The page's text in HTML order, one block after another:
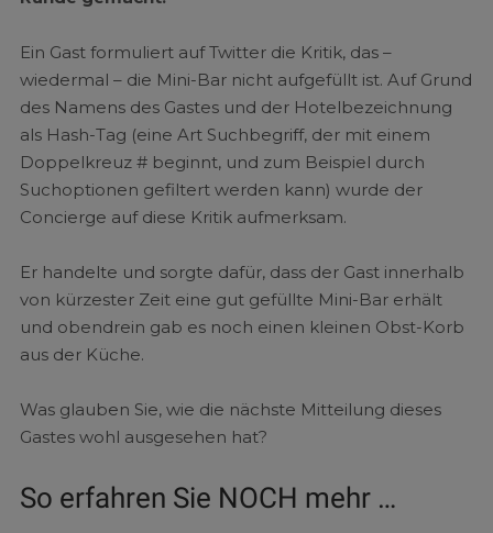
Ein Gast formuliert auf Twitter die Kritik, das –
wiedermal – die Mini-Bar nicht aufgefüllt ist. Auf Grund
des Namens des Gastes und der Hotelbezeichnung
als Hash-Tag (eine Art Suchbegriff, der mit einem
Doppelkreuz # beginnt, und zum Beispiel durch
Suchoptionen gefiltert werden kann) wurde der
Concierge auf diese Kritik aufmerksam.
Er handelte und sorgte dafür, dass der Gast innerhalb
von kürzester Zeit eine gut gefüllte Mini-Bar erhält
und obendrein gab es noch einen kleinen Obst-Korb
aus der Küche.
Was glauben Sie, wie die nächste Mitteilung dieses
Gastes wohl ausgesehen hat?
So erfahren Sie NOCH mehr …